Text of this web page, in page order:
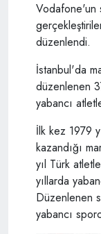
Vodafone'un
düzenlendi.
İstanbul'da
düzenlenen
yabancı
İlk kez 1979
kazandığı
yıl Türk
yıllarda
Düzenlenen
yabancı